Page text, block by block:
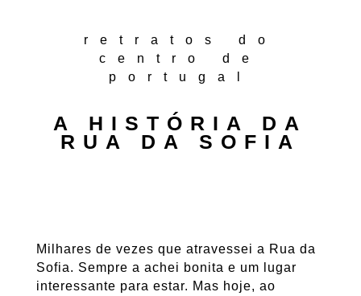
retratos do
centro de
portugal
A HISTÓRIA DA
RUA DA SOFIA
Milhares de vezes que atravessei a Rua da
Sofia. Sempre a achei bonita e um lugar
interessante para estar. Mas hoje, ao